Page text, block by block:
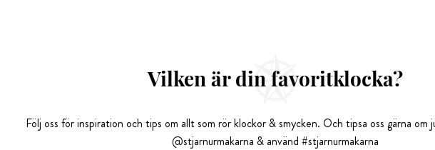
Vilken är din favoritklocka?
Följ oss för inspiration och tips om allt som rör klockor & smycken. Och tipsa oss gärna om
@stjarnurmakarna & använd #stjarnurmakarna